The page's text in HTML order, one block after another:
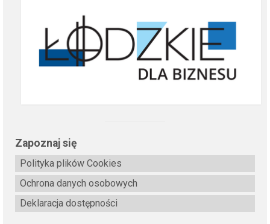
Zapoznaj się
Polityka plików Cookies
Ochrona danych osobowych
Deklaracja dostępności